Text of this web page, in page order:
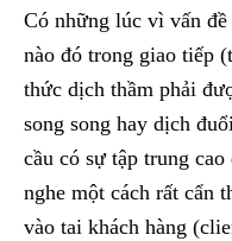
Có những lúc vì vấn
nào đó trong giao tiếp
thức dịch thầm phải
song song hay dịch
cầu có sự tập trung
nghe một cách rất cẩn
vào tai khách hàng